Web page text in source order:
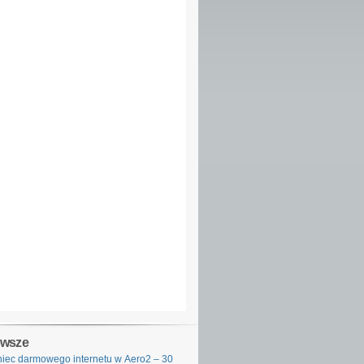
darmowego internetu w Aero2 – 30